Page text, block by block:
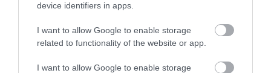
device identifiers in apps.
I want to allow Google to enable storage
related to functionality of the website or app.
I want to allow Google to enable storage
35 PERCES TANÓRÁK ÉS KEVESEBB HÁZI
2026. augusztus 08|Mindenki ügye